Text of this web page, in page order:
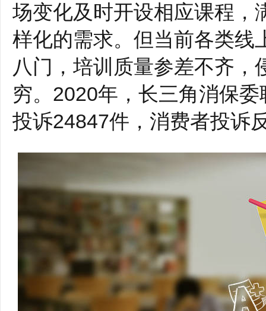
场变化及时开设相应课程，
样化的需求。但当前各类线
八门，培训质量参差不齐
穷。2020年，长三角消保
投诉24847件，消费者投诉